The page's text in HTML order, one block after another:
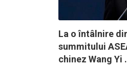
La o întâlnire
summitului
chinez Wang Yi